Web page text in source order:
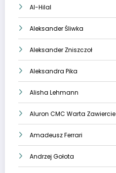
Al-Hilal
Aleksander Śliwka
Aleksander Zniszczoł
Aleksandra Pika
Alisha Lehmann
Aluron CMC Warta Zawiercie
Amadeusz Ferrari
Andrzej Gołota